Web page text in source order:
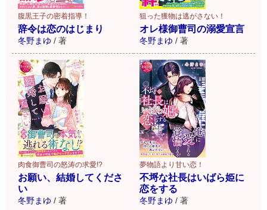
腹黒王子の密着指導！
辞令は恋のはじまり
冬野まゆ / 著
狙った獲物は逃がさない！
オレ様御曹司の溺愛宣言
冬野まゆ / 著
肉食御曹司の怒涛の求愛!?
お願い、結婚してくださ
い
冬野まゆ / 著
夢物語より甘い恋！
不埒な社長はいばら姫に
恋をする
冬野まゆ / 著